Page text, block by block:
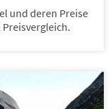
und deren Preise